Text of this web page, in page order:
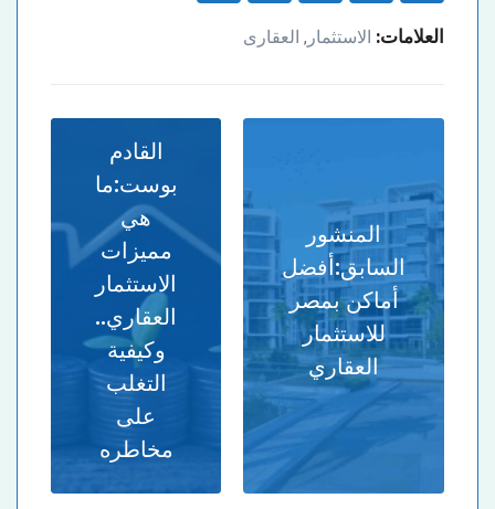
العلامات: الاستثمار , العقارى
المنشور
السابق:أفضل
أماكن بمصر
للاستثمار
العقاري
القادم
بوست:ما
هي
مميزات
الاستثمار
العقاري..
وكيفية
التغلب
على
مخاطره